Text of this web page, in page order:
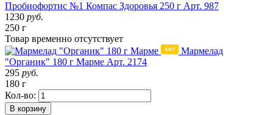
Пробиофортис №1 Компас Здоровья 250 г Арт. 987
1230 руб.
250 г
Товар временно отсутствует
Мармелад
"Органик" 180 г Марме Арт. 2174
295 руб.
180 г
Кол-во:
В корзину